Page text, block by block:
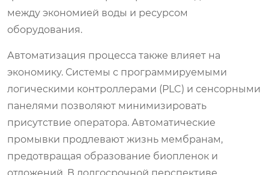
между экономией воды и ресурсом
оборудования.
Автоматизация процесса также влияет на
экономику. Системы с программируемыми
логическими контроллерами (PLC) и сенсорными
панелями позволяют минимизировать
присутствие оператора. Автоматические
промывки продлевают жизнь мембранам,
предотвращая образование биопленок и
отложений. В долгосрочной перспективе